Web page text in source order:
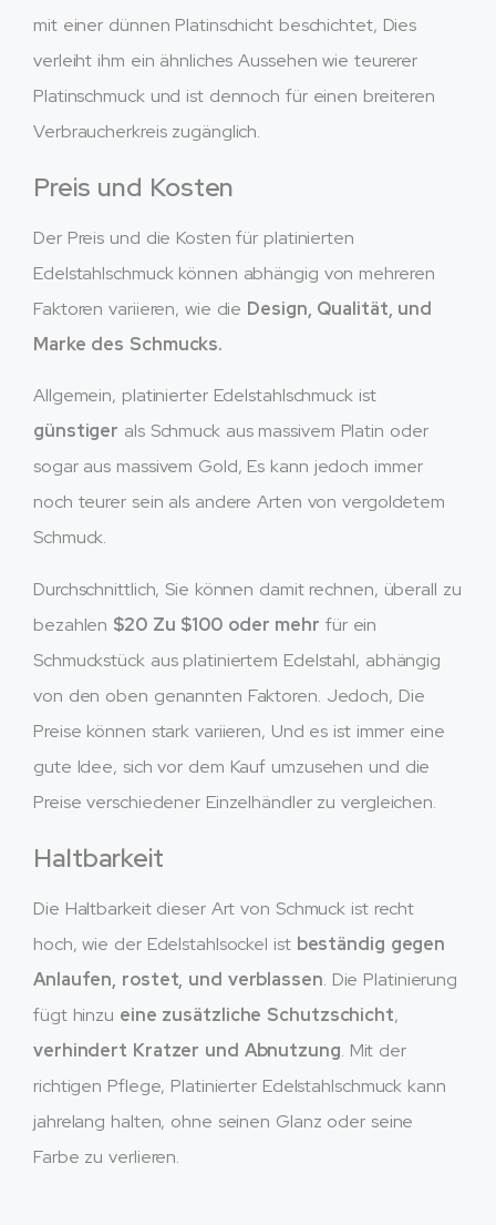
mit einer dünnen Platinschicht beschichtet, Dies
verleiht ihm ein ähnliches Aussehen wie teurerer
Platinschmuck und ist dennoch für einen breiteren
Verbraucherkreis zugänglich.
Preis und Kosten
Der Preis und die Kosten für platinierten
Edelstahlschmuck können abhängig von mehreren
Faktoren variieren, wie die Design, Qualität, und
Marke des Schmucks.
Allgemein, platinierter Edelstahlschmuck ist
günstiger als Schmuck aus massivem Platin oder
sogar aus massivem Gold, Es kann jedoch immer
noch teurer sein als andere Arten von vergoldetem
Schmuck.
Durchschnittlich, Sie können damit rechnen, überall zu
bezahlen $20 Zu $100 oder mehr für ein
Schmuckstück aus platiniertem Edelstahl, abhängig
von den oben genannten Faktoren. Jedoch, Die
Preise können stark variieren, Und es ist immer eine
gute Idee, sich vor dem Kauf umzusehen und die
Preise verschiedener Einzelhändler zu vergleichen.
Haltbarkeit
Die Haltbarkeit dieser Art von Schmuck ist recht
hoch, wie der Edelstahlsockel istbeständig gegen
Anlaufen, rostet, und verblassen. Die Platinierung
fügt hinzu eine zusätzliche Schutzschicht,
verhindert Kratzer und Abnutzung. Mit der
richtigen Pflege, Platinierter Edelstahlschmuck kann
jahrelang halten, ohne seinen Glanz oder seine
Farbe zu verlieren.